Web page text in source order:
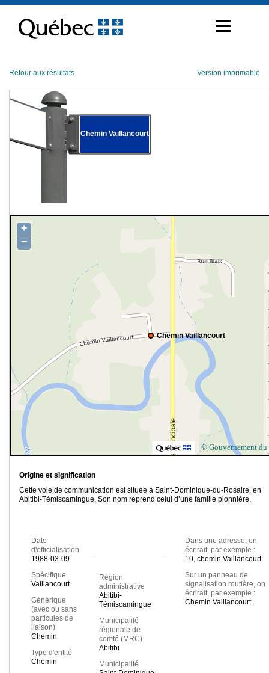
contenu
Retour aux résultats Version imprimable
Chemin Vaillancourt
Chemin Vaillancourt
+
−
© Gouvernement du
Origine et signification
Cette voie de communication est située à Saint-Dominique-du-Rosaire, en
Abitibi-Témiscamingue. Son nom reprend celui d’une famille pionnière.
Date
d'officialisation
1988-03-09
Spécifique
Vaillancourt
Générique
(avec ou sans
particules de
liaison)
Chemin
Type d'entité
Chemin
Région
administrative
Abitibi-
Témiscamingue
Municipalité
régionale de
comté (MRC)
Abitibi
Municipalité
Dans une adresse, on
écrirait, par exemple :
10, chemin Vaillancourt
Sur un panneau de
signalisation routière, on
écrirait, par exemple :
Chemin Vaillancourt